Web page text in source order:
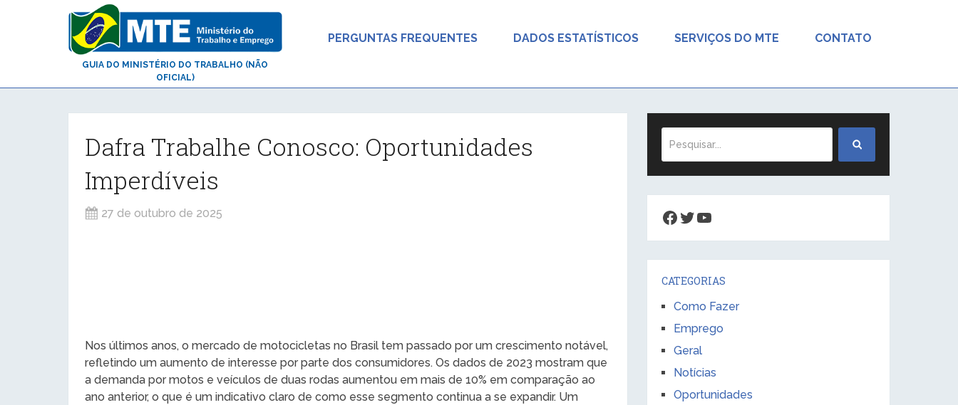
GUIA DO MINISTÉRIO DO TRABALHO (NÃO
OFICIAL)
PERGUNTAS FREQUENTES DADOS ESTATÍSTICOS SERVIÇOS DO MTE CONTATO
Dafra Trabalhe Conosco: Oportunidades
Imperdíveis
27 de outubro de 2025
Nos últimos anos, o mercado de motocicletas no Brasil tem passado por um crescimento notável,
refletindo um aumento de interesse por parte dos consumidores. Os dados de 2023 mostram que
a demanda por motos e veículos de duas rodas aumentou em mais de 10% em comparação ao
ano anterior, o que é um indicativo claro de como esse segmento continua a se expandir. Um
Facebook
Twitter
Youtube
CATEGORIAS
Como Fazer
Emprego
Geral
Notícias
Oportunidades